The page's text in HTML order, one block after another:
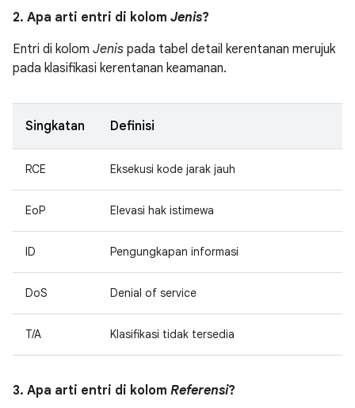
2. Apa arti entri di kolom Jenis?
Entri di kolom Jenis pada tabel detail kerentanan merujuk
pada klasifikasi kerentanan keamanan.
Singkatan Definisi
RCE Eksekusi kode jarak jauh
EoP Elevasi hak istimewa
ID Pengungkapan informasi
DoS Denial of service
T/A Klasifikasi tidak tersedia
3. Apa arti entri di kolom Referensi?